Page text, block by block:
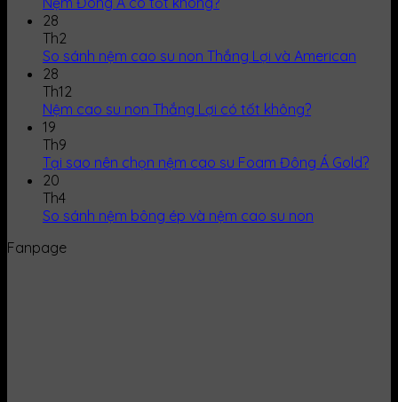
28
Th2
So sánh nệm cao su non Thắng Lợi và American
28
Th12
Nệm cao su non Thắng Lợi có tốt không?
19
Th9
Tại sao nên chọn nệm cao su Foam Đông Á Gold?
20
Th4
So sánh nệm bông ép và nệm cao su non
Fanpage